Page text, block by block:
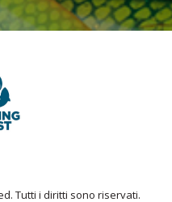
Tutti i diritti sono riservati.